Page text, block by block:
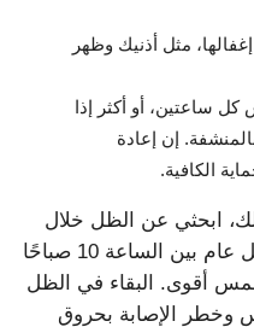
مثل أذنيك وظهر
ساعتين، أو أكثر إذا
إن إعادة
الكافية.
ابحثي عن الظل خلال
ساعات ذروة ضوء الشمس، بشكل عام بين الساعة 10 صباحًا
أقوى. البقاء في الظل
وخطر الإصابة بحروق